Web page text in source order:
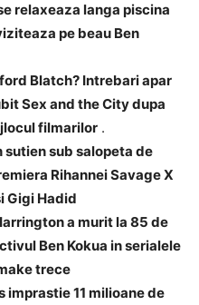
relaxeaza langa piscina
pe beau Ben
Blatch? Intrebari apar
Sex and the City dupa
filmarilor .
sutien sub salopeta de
Rihannei Savage X
Gigi Hadid
a murit la 85 de
Ben Kokua in serialele
trece
imprastie 11 milioane de